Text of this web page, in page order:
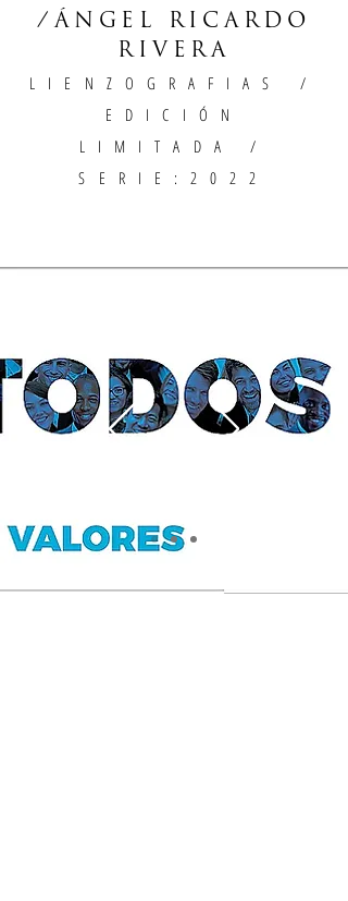
/ÁNGEL RICARDO
RIVERA
LIENZOGRAFIAS
/
EDICIÓN
LIMITADA /
SERIE:2022